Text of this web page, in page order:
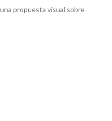
propuesta visual sobre